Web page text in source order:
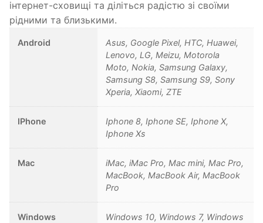
інтернет-сховищі та діліться радістю зі своїми
рідними та близькими.
Android
Asus, Google Pixel, HTC, Huawei,
Lenovo, LG, Meizu, Motorola
Moto, Nokia, Samsung Galaxy,
Samsung S8, Samsung S9, Sony
Xperia, Xiaomi, ZTE
IPhone
Iphone 8, Iphone SE, Iphone X,
Iphone Xs
Mac
iMac, iMac Pro, Mac mini, Mac Pro,
MacBook, MacBook Air, MacBook
Pro
Windows
Windows 10, Windows 7, Windows